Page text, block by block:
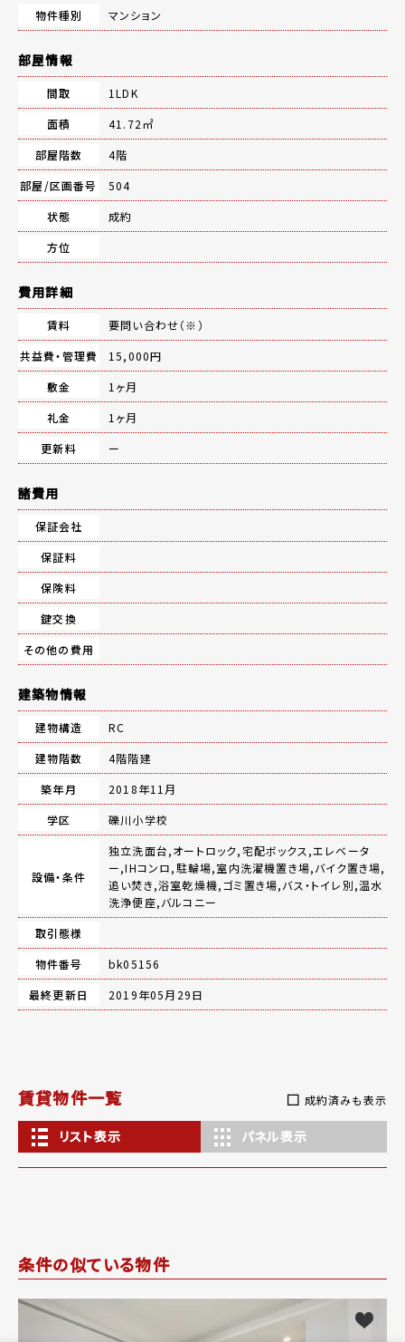
物件種別
マンション
部屋情報
間取
1LDK
面積
41.72㎡
部屋階数
4階
部屋/区画番号
504
状態
成約
方位
費用詳細
賃料
要問い合わせ（※）
共益費・管理費
15,000円
敷金
1ヶ月
礼金
1ヶ月
更新料
ー
諸費用
保証会社
保証料
保険料
鍵交換
その他の費用
建築物情報
建物構造
RC
建物階数
4階階建
築年月
2018年11月
学区
礫川小学校
設備・条件
独立洗面台,オートロック,宅配ボックス,エレベータ
ー,IHコンロ,駐輪場,室内洗濯機置き場,バイク置き場,
追い焚き,浴室乾燥機,ゴミ置き場,バス・トイレ別,温水
洗浄便座,バルコニー
取引態様
物件番号
bk05156
最終更新日
2019年05月29日
賃貸物件一覧 成約済みも表示
リスト表示 パネル表示
条件の似ている物件